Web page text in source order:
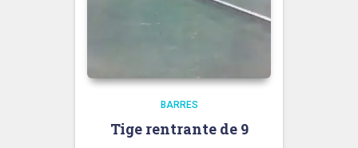
BARRES
Tige rentrante de 9